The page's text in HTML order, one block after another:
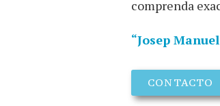
comprenda
“Josep
CONTACTO